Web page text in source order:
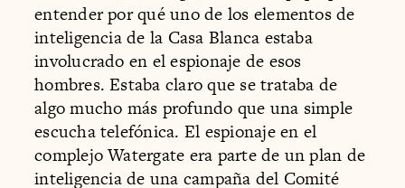
entender por qué uno de los elementos de
inteligencia de la Casa Blanca estaba
involucrado en el espionaje de esos
hombres. Estaba claro que se trataba de
algo mucho más profundo que una simple
escucha telefónica. El espionaje en el
complejo Watergate era parte de un plan de
inteligencia de una campaña del Comité